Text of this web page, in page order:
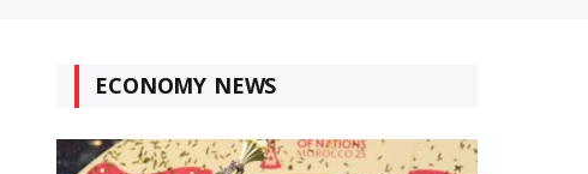
ECONOMY NEWS